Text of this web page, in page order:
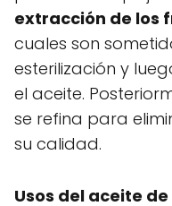
extracción de los
cuales son
esterilización y
el aceite.
se refina para
su calidad.
Usos del aceite